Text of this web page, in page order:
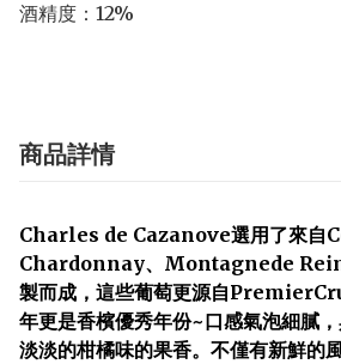
酒精度：12%
商品詳情
Charles de Cazanove選用了來自
Chardonnay、Montagnede
製而成，這些葡萄更源自
年更是香檳優秀年份~口感氣泡細膩
淡淡的柑橘味的果香。不僅有新鮮的